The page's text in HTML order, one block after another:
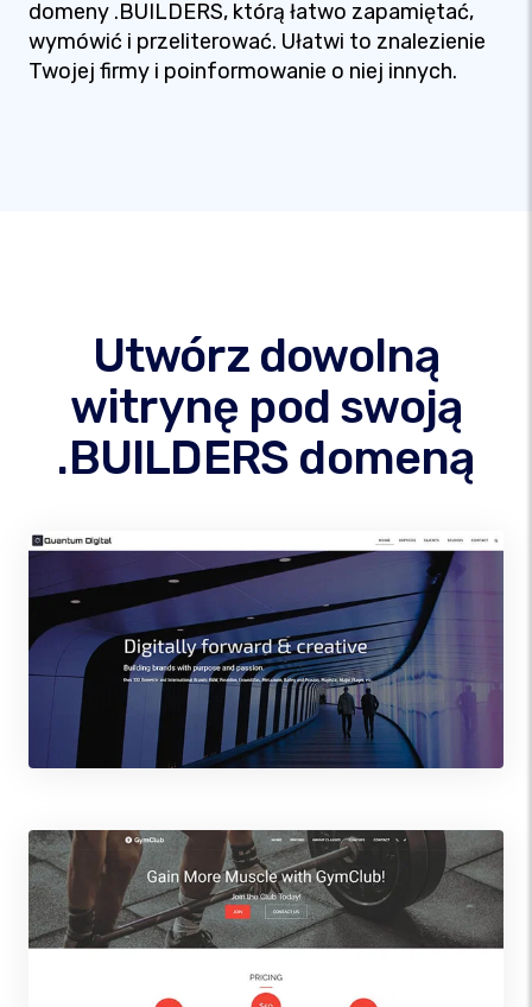
domeny .BUILDERS, którą łatwo zapamiętać,
wymówić i przeliterować. Ułatwi to znalezienie
Twojej firmy i poinformowanie o niej innych.
Utwórz dowolną
witrynę pod swoją
.BUILDERS domeną